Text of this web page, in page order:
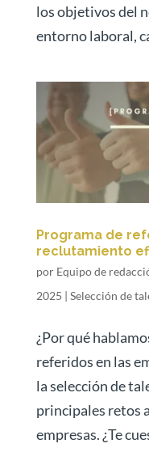
los objetivos del
entorno laboral,
Programa de
reclutamiento
por Equipo de
2025 | Selección de
¿Por qué
referidos en las
la selección de
principales retos
empresas. ¿Te